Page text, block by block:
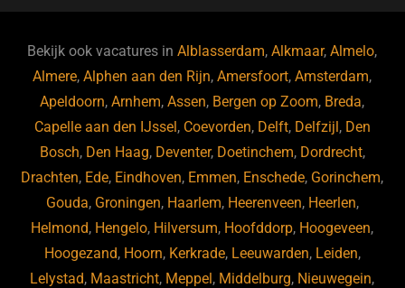
b
o
o
k
ky dI
n
Bekijk ook vacatures inAlblasserdam,Alkmaar,Almelo,
Almere,Alphen aan den Rijn,Amersfoort,Amsterdam,
Apeldoorn,Arnhem,Assen, Bergen op Zoom, Breda,
Capelle aan den IJssel , Coevorden, Delft, Delfzijl , Den
Bosch, Den Haag, Deventer, Doetinchem, Dordrecht,
Drachten, Ede, Eindhoven, Emmen, Enschede, Gorinchem,
Gouda, Groningen, Haarlem, Heerenveen, Heerlen,
Helmond, Hengelo, Hilversum, Hoofddorp, Hoogeveen,
Hoogezand, Hoorn, Kerkrade, Leeuwarden, Leiden,
Lelystad, Maastricht, Meppel , Middelburg, Nieuwegein,